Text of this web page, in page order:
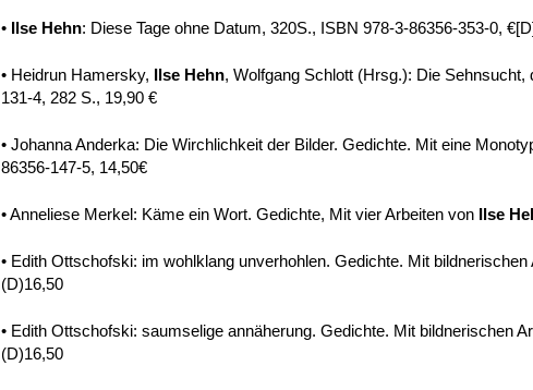
• Ilse Hehn: Diese Tage ohne Datum, 320S., ISBN 978-3-86356-353-0,
• Heidrun Hamersky, Ilse Hehn, Wolfgang Schlott (Hrsg.): Die
131-4, 282 S., 19,90 €
• Johanna Anderka: Die Wirchlichkeit der Bilder. Gedichte. Mit eine
86356-147-5, 14,50€
• Anneliese Merkel: Käme ein Wort. Gedichte, Mit vier Arbeiten von Ilse
• Edith Ottschofski: im wohlklang unverhohlen. Gedichte. Mit bildnerischen
(D)16,50
• Edith Ottschofski: saumselige annäherung. Gedichte. Mit bildnerischen
(D)16,50